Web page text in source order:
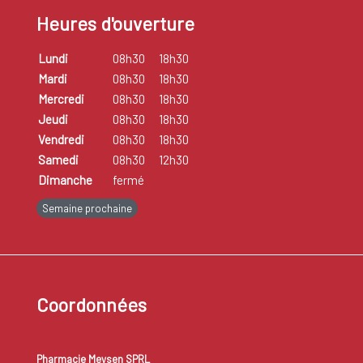
Heures d'ouverture
Lundi 08h30
18h30
Mardi
08h30
18h30
Mercredi
08h30
18h30
Jeudi
08h30
18h30
Vendredi
08h30
18h30
Samedi
08h30
12h30
Dimanche
fermé
Semaine prochaine
Coordonnées
Pharmacie Meysen SPRL